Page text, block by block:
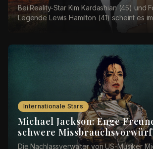
Bei Reality-Star Kim Kardashian (45) und
Legende Lewis Hamilton (41) scheint es
Internationale Stars
Michael Jackson: Enge
schwere
Die Nachlassverwalter von US-Musiker